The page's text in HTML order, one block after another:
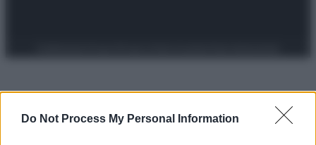
Do Not Process My Personal Information